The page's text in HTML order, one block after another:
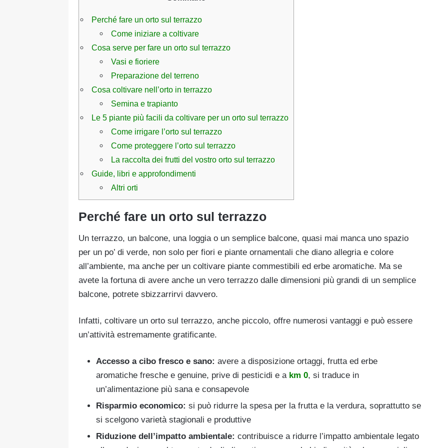
Perché fare un orto sul terrazzo
Come iniziare a coltivare
Cosa serve per fare un orto sul terrazzo
Vasi e fioriere
Preparazione del terreno
Cosa coltivare nell’orto in terrazzo
Semina e trapianto
Le 5 piante più facili da coltivare per un orto sul terrazzo
Come irrigare l’orto sul terrazzo
Come proteggere l’orto sul terrazzo
La raccolta dei frutti del vostro orto sul terrazzo
Guide, libri e approfondimenti
Altri orti
Perché fare un orto sul terrazzo
Un terrazzo, un balcone, una loggia o un semplice balcone, quasi mai manca uno spazio
per un po’ di verde, non solo per fiori e piante ornamentali che diano allegria e colore
all’ambiente, ma anche per un coltivare piante commestibili ed erbe aromatiche. Ma se
avete la fortuna di avere anche un vero terrazzo dalle dimensioni più grandi di un semplice
balcone, potrete sbizzarrirvi davvero.
Infatti, coltivare un orto sul terrazzo, anche piccolo, offre numerosi vantaggi e può essere
un’attività estremamente gratificante.
Accesso a cibo fresco e sano: avere a disposizione ortaggi, frutta ed erbe
aromatiche fresche e genuine, prive di pesticidi e a km 0, si traduce in
un’alimentazione più sana e consapevole
Risparmio economico: si può ridurre la spesa per la frutta e la verdura, soprattutto se
si scelgono varietà stagionali e produttive
Riduzione dell’impatto ambientale: contribuisce a ridurre l’impatto ambientale legato